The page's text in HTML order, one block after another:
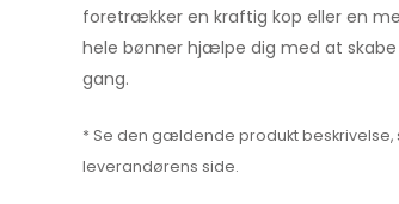
foretrækker en kraftig kop eller en
hele bønner hjælpe dig med at
gang.
* Se den gældende produkt
leverandørens side.